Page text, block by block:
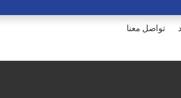
تواصل معنا